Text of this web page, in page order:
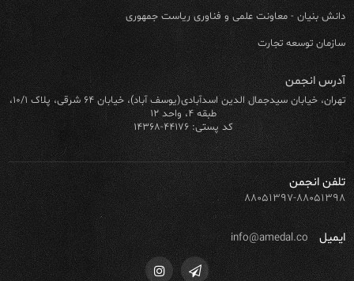
دانش بنیان - معاونت علمی و فناوری ریاست جمهوری
سازمان توسعه تجارت
آدرس انجمن
تهران، خیابان سیدجمال الدین اسدآبادی(یوسف آباد)، خیابان ۶۴ شرقی، پلاک ۱۰/۱،
طبقه ۴، واحد ۱۲
کد پستی: ۴۴۱۷۶-۱۴۳۶۸
تلفن انجمن
۸۸۰۵۱۳۹۷-۸۸۰۵۱۳۹۸
ایمیل info@amedal.co